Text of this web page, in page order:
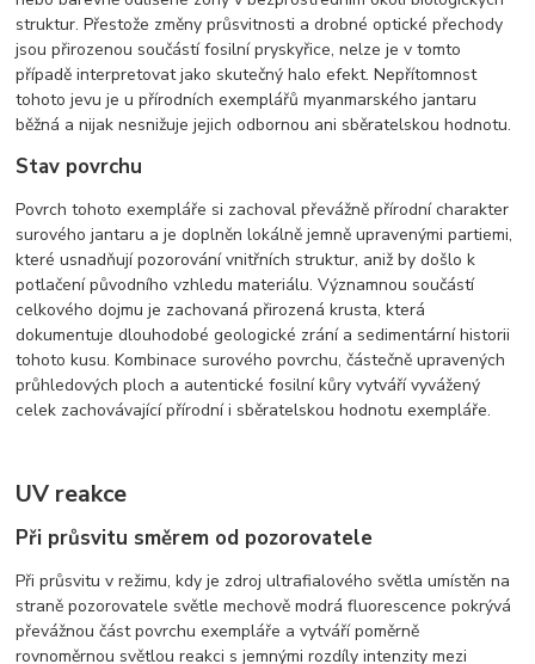
struktur. Přestože změny průsvitnosti a drobné optické přechody
jsou přirozenou součástí fosilní pryskyřice, nelze je v tomto
případě interpretovat jako skutečný halo efekt. Nepřítomnost
tohoto jevu je u přírodních exemplářů myanmarského jantaru
běžná a nijak nesnižuje jejich odbornou ani sběratelskou hodnotu.
Stav povrchu
Povrch tohoto exempláře si zachoval převážně přírodní charakter
surového jantaru a je doplněn lokálně jemně upravenými partiemi,
které usnadňují pozorování vnitřních struktur, aniž by došlo k
potlačení původního vzhledu materiálu. Významnou součástí
celkového dojmu je zachovaná přirozená krusta, která
dokumentuje dlouhodobé geologické zrání a sedimentární historii
tohoto kusu. Kombinace surového povrchu, částečně upravených
průhledových ploch a autentické fosilní kůry vytváří vyvážený
celek zachovávající přírodní i sběratelskou hodnotu exempláře.
UV reakce
Při průsvitu směrem od pozorovatele
Při průsvitu v režimu, kdy je zdroj ultrafialového světla umístěn na
straně pozorovatele světle mechově modrá fluorescence pokrývá
převážnou část povrchu exempláře a vytváří poměrně
rovnoměrnou světlou reakci s jemnými rozdíly intenzity mezi